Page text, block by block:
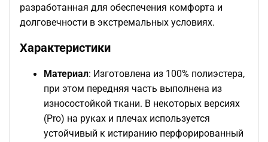
разработанная для обеспечения комфорта и
долговечности в экстремальных условиях.
Характеристики
Материал: Изготовлена из 100% полиэстера,
при этом передняя часть выполнена из
износостойкой ткани. В некоторых версиях
(Pro) на руках и плечах используется
устойчивый к истиранию перфорированный